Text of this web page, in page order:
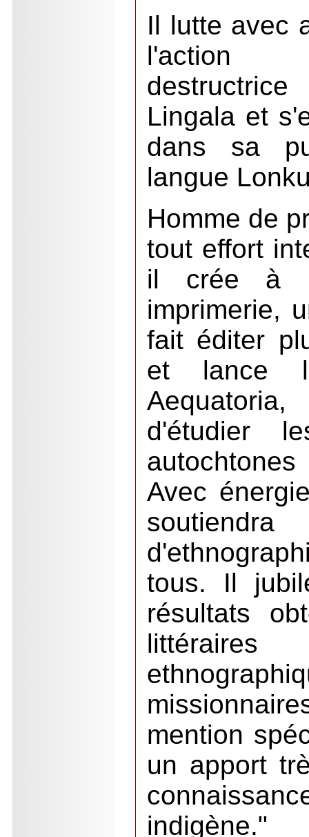
Il lutte avec
l'action
Lingala et
dans sa
langue
Homme de
tout effort
il crée à
imprimerie,
fait éditer
et lance
d'étudier
Avec
tous. Il
résultats
mention
un apport
indigène."